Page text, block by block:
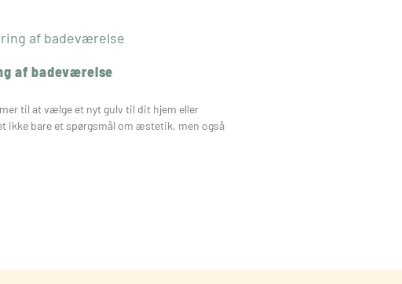
af badeværelse
til at vælge et nyt gulv til dit hjem eller
ikke bare et spørgsmål om æstetik, men også